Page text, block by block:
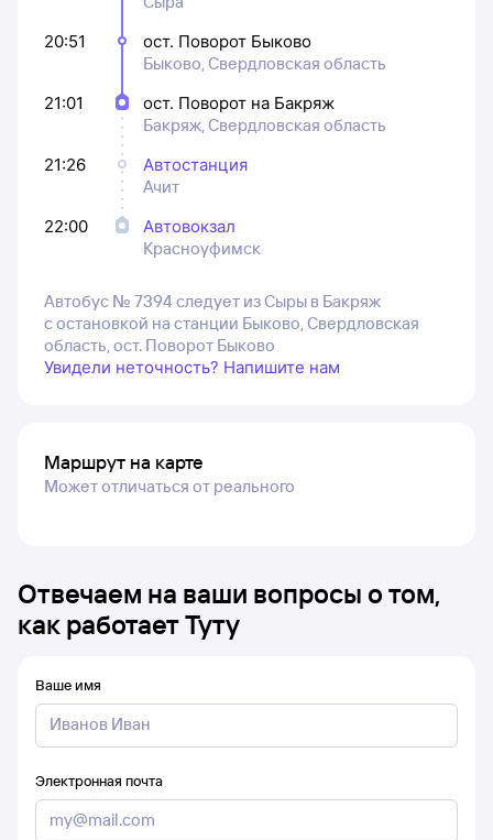
20:51
ост. Поворот Быково
Быково, Свердловская область
21:01
ост. Поворот на Бакряж
Бакряж, Свердловская область
21:26
Автостанция
Ачит
22:00
Автовокзал
Красноуфимск
Автобус № 7394 следует из Сыры в Бакряж
с остановкой на станции Быково, Свердловская
область, ост. Поворот Быково
Увидели неточность? Напишите нам
Маршрут на карте
Может отличаться от реального
Отвечаем на ваши вопросы о том,
как работает Туту
Ваше имя
Электронная почта